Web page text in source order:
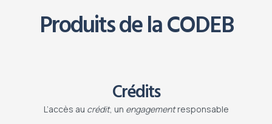
Produits de la CODEB
Crédits
L’accès au crédit, un engagementresponsable